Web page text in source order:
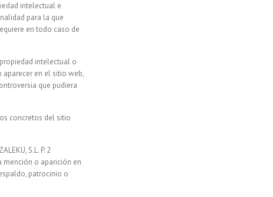
intelectual e
para la que
en todo caso de
intelectual o
aparecer en el sitio web,
que pudiera
concretos del sitio
S.L. P. 2
mención o aparición en
patrocinio o